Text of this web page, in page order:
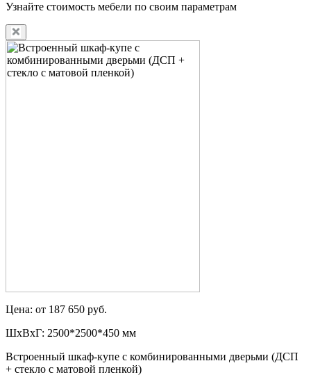
Узнайте стоимость мебели по своим параметрам
Цена: от 187 650 руб.
ШxВxГ: 2500*2500*450 мм
Встроенный шкаф-купе с комбинированными дверьми (ДСП
+ стекло с матовой пленкой)